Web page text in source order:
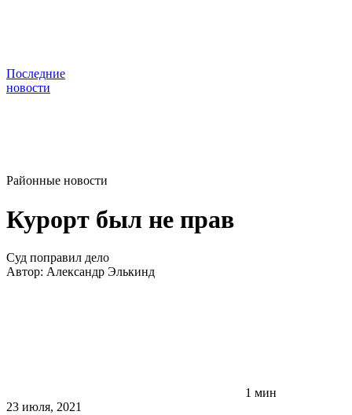
Последние
новости
Районные новости
Курорт был не прав
Суд поправил дело
Автор: Александр Элькинд
1 мин
23 июля, 2021